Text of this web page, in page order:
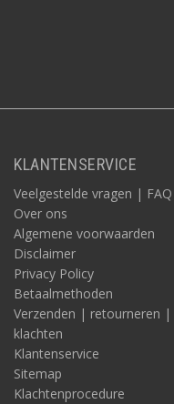
KLANTENSERVICE
Veelgestelde vragen | FAQ
Over ons
Algemene voorwaarden
Disclaimer
Privacy Policy
Betaalmethoden
Verzenden | retourneren |
klachten
Klantenservice
Sitemap
Klachtenprocedure